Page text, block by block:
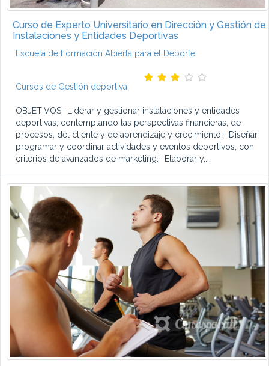
Curso de Experto Universitario en Dirección y Gestión de
Instalaciones y Entidades Deportivas
Escuela de Formación Abierta para el Deporte
Cursos de Gestión deportiva
OBJETIVOS- Liderar y gestionar instalaciones y entidades
deportivas, contemplando las perspectivas financieras, de
procesos, del cliente y de aprendizaje y crecimiento.- Diseñar,
programar y coordinar actividades y eventos deportivos, con
criterios de avanzados de marketing.- Elaborar y...